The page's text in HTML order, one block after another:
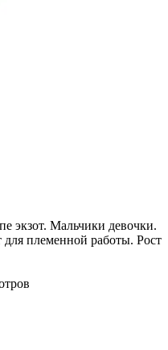
экзот. Мальчики девочки.
племенной работы. Рост